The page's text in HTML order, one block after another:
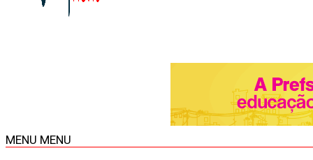
MENU MENU